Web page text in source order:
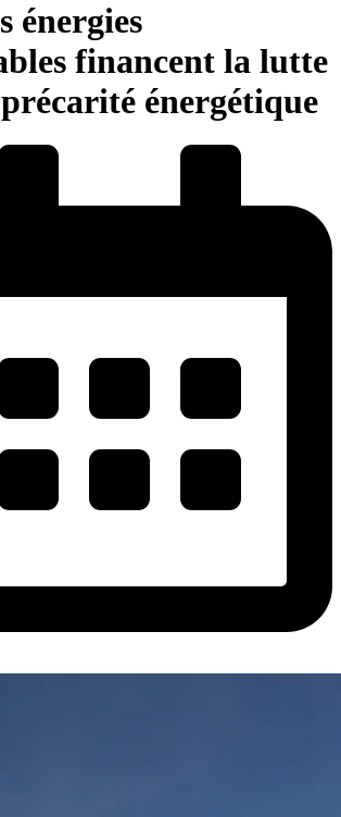
énergies
financent la lutte
énergétique